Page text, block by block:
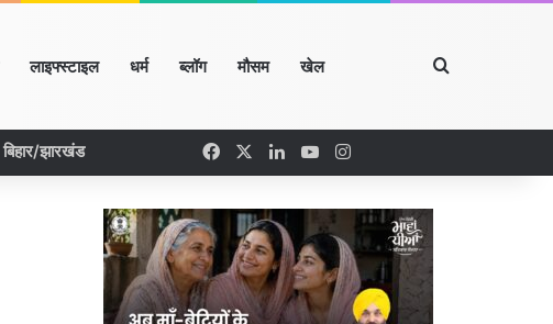
लाइफ्स्टाइल धर्म ब्लॉग मौसम खेल Search for
बिहार/झारखंड FacebookLinkedIn
YouTubeInstagram